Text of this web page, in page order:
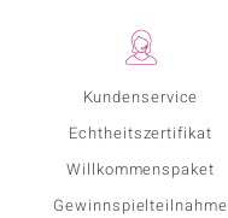
Kundenservice
Echtheitszertifikat
Willkommenspaket
Gewinnspielteilnahme